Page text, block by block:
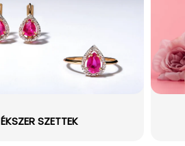
ÉKSZER SZETTEK